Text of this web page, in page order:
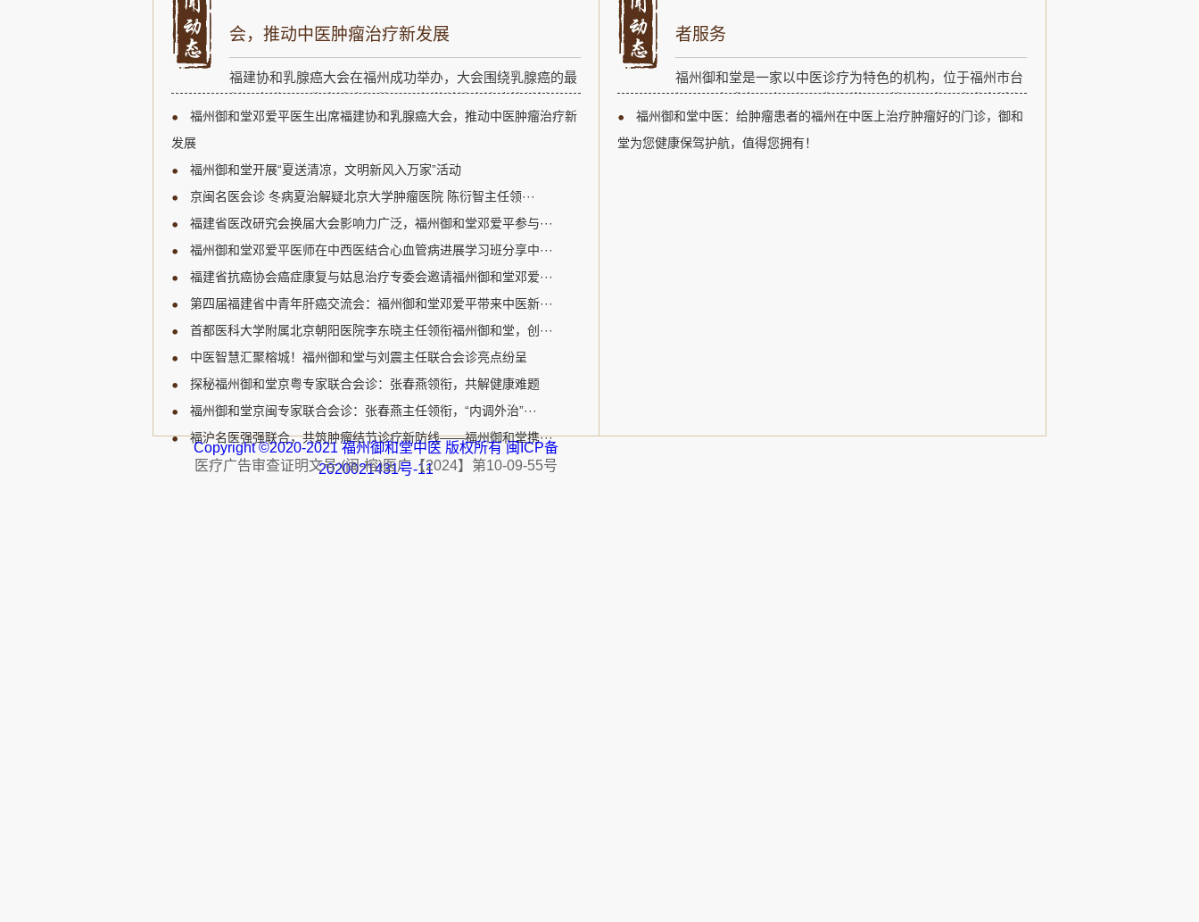
会，推动中医肿瘤治疗新发展
福建协和乳腺癌大会在福州成功举办，大会围绕乳腺癌的最
新研究进展、临床诊疗规范以及多学科综合治疗等关键议题
展开深入讨论，为福建省乳腺癌诊疗领域的专业人士提供了
肿瘤领域的知名专家，受邀参加了此次盛会。在会议期间，
福州御和堂邓爱平医生出席福建协和乳腺癌大会，推动中医肿瘤治疗新
发展
福州御和堂开展“夏送清凉，文明新风入万家”活动
京闽名医会诊 冬病夏治解疑北京大学肿瘤医院 陈衍智主任领···
福建省医改研究会换届大会影响力广泛，福州御和堂邓爱平参与···
福州御和堂邓爱平医师在中西医结合心血管病进展学习班分享中···
福建省抗癌协会癌症康复与姑息治疗专委会邀请福州御和堂邓爱···
第四届福建省中青年肝癌交流会：福州御和堂邓爱平带来中医新···
首都医科大学附属北京朝阳医院李东晓主任领衔福州御和堂，创···
中医智慧汇聚榕城！福州御和堂与刘震主任联合会诊亮点纷呈
探秘福州御和堂京粤专家联合会诊：张春燕领衔，共解健康难题
福州御和堂京闽专家联合会诊：张春燕主任领衔，“内调外治”···
福沪名医强强联合，共筑肿瘤结节诊疗新防线——福州御和堂携···
者服务
福州御和堂是一家以中医诊疗为特色的机构，位于福州市台
江区。自成立以来，福州御和堂以医德、医术、追求卓越和
关爱生命为核心价值观，以治疗肿瘤疾病、常见病和疑难杂
病为特色。该机构采用中医特色诊疗形式，发扬了名老中医
福州御和堂中医：给肿瘤患者的福州在中医上治疗肿瘤好的门诊，御和
堂为您健康保驾护航，值得您拥有！
Copyright ©2020-2021 福州御和堂中医 版权所有闽ICP备
2020021431号-11
医疗广告审查证明文号:(闽-榕)医广【2024】第10-09-55号